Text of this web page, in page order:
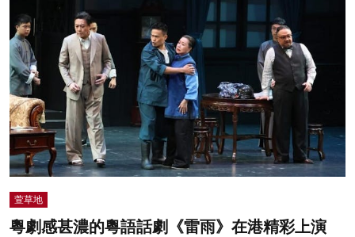
商業
科技
影片
名家榜
灼見活動
萱草地
粵劇感甚濃的粵語話劇《雷雨》在港精彩上演